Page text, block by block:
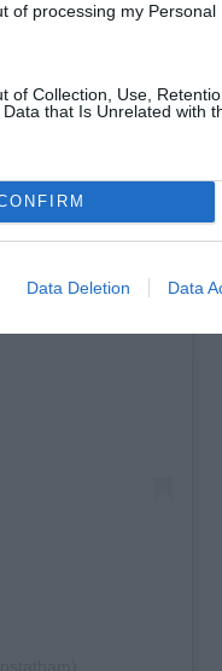
of processing my Personal
of Collection, Use,
that Is Unrelated with
Data Deletion Data